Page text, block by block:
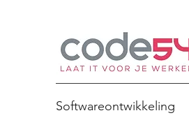
Softwareontwikkeling